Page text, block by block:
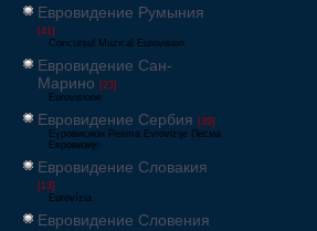
Евровидение Румыния
[41]
Concursul Muzical Eurovision
Евровидение Сан-
Марино [23]
Eurovisione
Евровидение Сербия [39]
Еуровисион Pesma Evrovizije Песма
Евровизије
Евровидение Словакия
[13]
Eurovízia
Евровидение Словения